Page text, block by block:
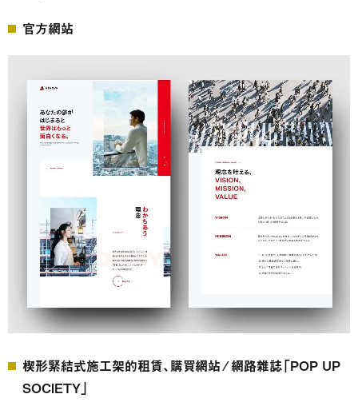
官方網站
楔形緊結式施工架的租賃、購買網站 ∕ 網路雜誌「POP UP
SOCIETY」